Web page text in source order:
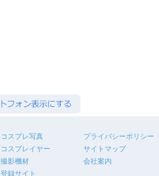
コスプレ写真
コスプレイヤー
撮影機材
登録サイト
プライバシーポリシー
サイトマップ
会社案内